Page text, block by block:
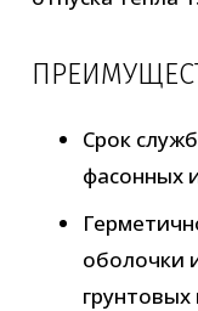
Срок
фасонных
оболочки